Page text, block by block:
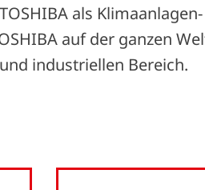
als
auf der ganzen
industriellen Bereich.